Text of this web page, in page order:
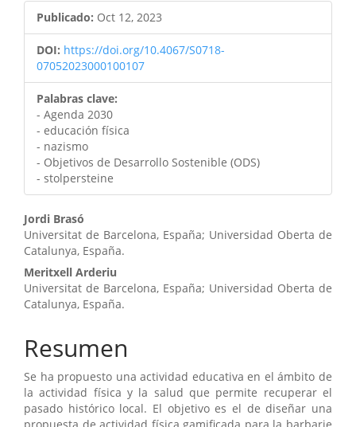
Publicado: Oct 12, 2023
DOI: https://doi.org/10.4067/S0718-
07052023000100107
Palabras clave:
- Agenda 2030
- educación física
- nazismo
- Objetivos de Desarrollo Sostenible (ODS)
- stolpersteine
Contenido
principal
del
artículo
Jordi Brasó
Universitat de Barcelona, España; Universidad Oberta de
Catalunya, España.
Meritxell Arderiu
Universitat de Barcelona, España; Universidad Oberta de
Catalunya, España.
Resumen
Se ha propuesto una actividad educativa en el ámbito de
la actividad física y la salud que permite recuperar el
pasado histórico local. El objetivo es el de diseñar una
propuesta de actividad física gamificada para la barbarie